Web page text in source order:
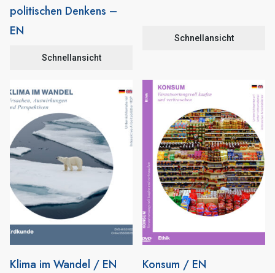
politischen Denkens –
EN
Schnellansicht
Schnellansicht
Klima im Wandel / EN Konsum / EN